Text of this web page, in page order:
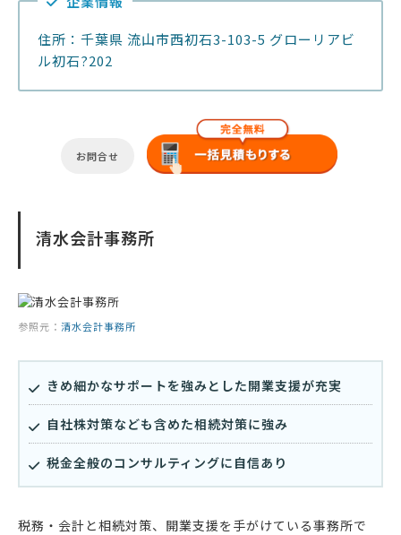
住所：千葉県 流山市西初石3-103-5 グローリアビ
ル初石?202
お問合せ
清水会計事務所
参照元： 清水会計事務所
きめ細かなサポートを強みとした開業支援が充実
自社株対策なども含めた相続対策に強み
税金全般のコンサルティングに自信あり
税務・会計と相続対策、開業支援を手がけている事務所で